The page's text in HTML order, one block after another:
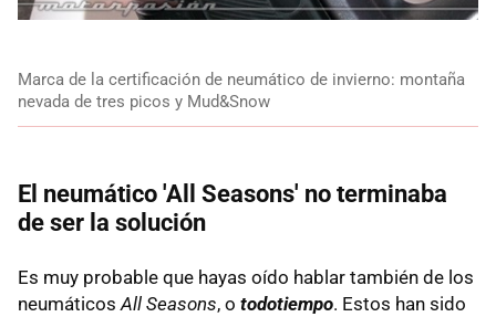
Marca de la certificación de neumático de invierno: montaña
nevada de tres picos y Mud&Snow
El neumático 'All Seasons' no terminaba
de ser la solución
Es muy probable que hayas oído hablar también de los
neumáticos All Seasons, o todotiempo. Estos han sido